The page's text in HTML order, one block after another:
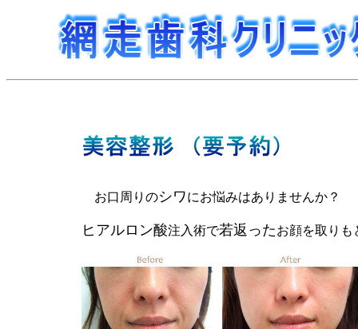
お口周りのシワにお悩みはありませんか？
ヒアルロン酸注入術で若返ったお顔を取りも